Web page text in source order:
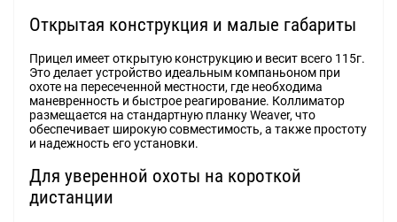
Открытая конструкция и малые габариты
Прицел имеет открытую конструкцию и весит всего 115г.
Это делает устройство идеальным компаньоном при
охоте на пересеченной местности, где необходима
маневренность и быстрое реагирование. Коллиматор
размещается на стандартную планку Weaver, что
обеспечивает широкую совместимость, а также простоту
и надежность его установки.
Для уверенной охоты на короткой
дистанции